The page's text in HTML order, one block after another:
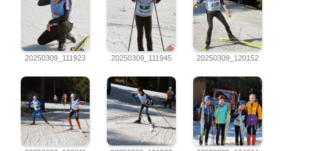
20250309_111923 20250309_111945 20250309_120152